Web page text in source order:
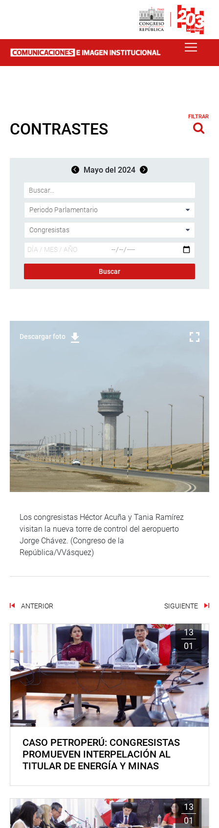
CONTRASTES
FILTRAR
Mayo del 2024
Descargar foto
Los congresistas Héctor Acuña y Tania Ramírez
visitan la nueva torre de control del aeropuerto
Jorge Chávez. (Congreso de la
República/VVásquez)
ANTERIOR SIGUIENTE
13
01
CASO PETROPERÚ: CONGRESISTAS
PROMUEVEN INTERPELACIÓN AL
TITULAR DE ENERGÍA Y MINAS
13
01